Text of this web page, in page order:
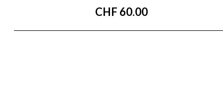
CHF 60.00